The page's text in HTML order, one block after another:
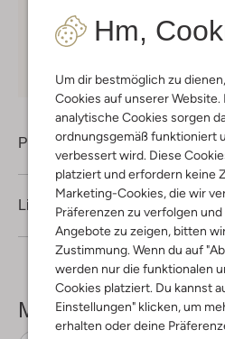
Hm,
Um dir bestmöglich zu
Cookies auf unserer Website.
analytische Cookies sorgen
ordnungsgemäß funktioniert
verbessert wird. Diese
platziert und erfordern keine
Marketing-Cookies, die wir
Präferenzen zu verfolgen
Angebote zu zeigen, bitten
Zustimmung. Wenn du auf
werden nur die funktionalen
Cookies platziert. Du kannst
Einstellungen" klicken, um
erhalten oder deine
Mitglieder in Deutschland
Kauf auf Rechnung
Produktinformation
Lieferung & Rückgabe
Mehr sehen